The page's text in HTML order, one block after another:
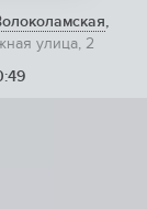
,
улица, 2